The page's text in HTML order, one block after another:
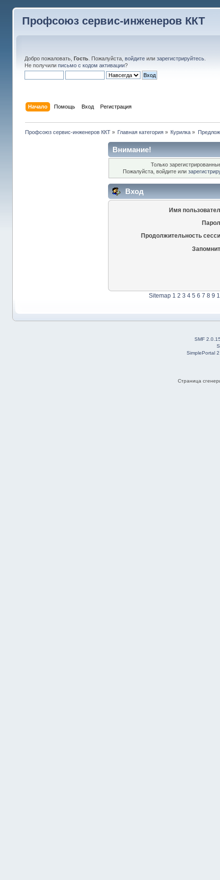
Профсоюз сервис-инженеров ККТ
Добро пожаловать, Гость. Пожалуйста, войдитеили зарегистрируйтесь.
Не получили письмо с кодом активации?
Начало Помощь Вход Регистрация
Профсоюз сервис-инженеров ККТ» Главная категория » Курилка »
Внимание!
Только
Пожалуйста, войдите или
Вход
Имя
Продолжительность
Sitemap 1 2 3 4 5 6 7 8 9
SMF
SimplePortal
Страница